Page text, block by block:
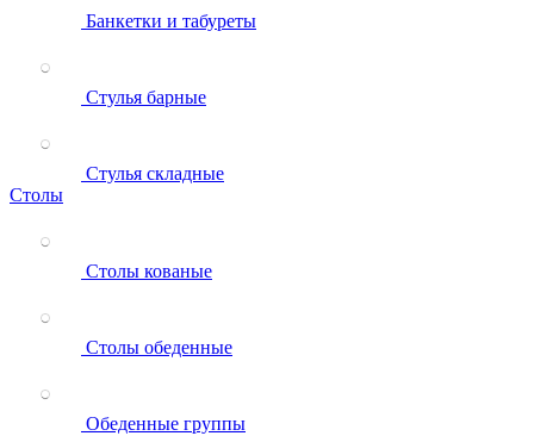
Банкетки и табуреты
Стулья барные
Стулья складные
Столы
Столы кованые
Столы обеденные
Обеденные группы